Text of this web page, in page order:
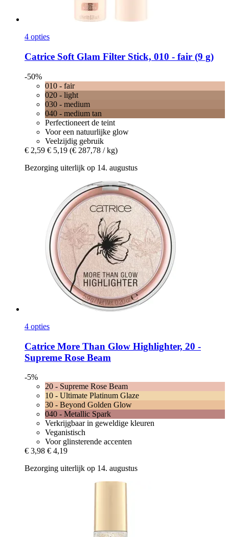
4 opties
Catrice Soft Glam Filter Stick, 010 -​ fair (9 g)
-50%
010 - fair
020 - light
030 - medium
040 - medium tan
Perfectioneert de teint
Voor een natuurlijke glow
Veelzijdig gebruik
€ 2,59 € 5,19 (€ 287,78 / kg)
Bezorging uiterlijk op 14. augustus
4 opties
Catrice More Than Glow Highlighter, 20 -​
Supreme Rose Beam
-5%
20 - Supreme Rose Beam
10 - Ultimate Platinum Glaze
30 - Beyond Golden Glow
040 - Metallic Spark
Verkrijgbaar in geweldige kleuren
Veganistisch
Voor glinsterende accenten
€ 3,98 € 4,19
Bezorging uiterlijk op 14. augustus